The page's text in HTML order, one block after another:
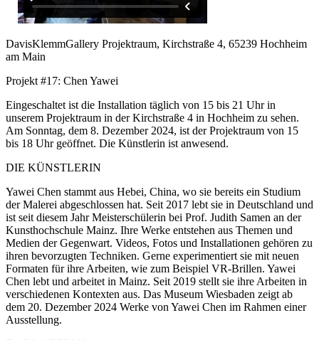
DavisKlemmGallery Projektraum, Kirchstraße 4, 65239 Hochheim
am Main
Projekt #17: Chen Yawei
Eingeschaltet ist die Installation täglich von 15 bis 21 Uhr in
unserem Projektraum in der Kirchstraße 4 in Hochheim zu sehen.
Am Sonntag, dem 8. Dezember 2024, ist der Projektraum von 15
bis 18 Uhr geöffnet. Die Künstlerin ist anwesend.
DIE KÜNSTLERIN
Yawei Chen stammt aus Hebei, China, wo sie bereits ein Studium
der Malerei abgeschlossen hat. Seit 2017 lebt sie in Deutschland und
ist seit diesem Jahr Meisterschülerin bei Prof. Judith Samen an der
Kunsthochschule Mainz. Ihre Werke entstehen aus Themen und
Medien der Gegenwart. Videos, Fotos und Installationen gehören zu
ihren bevorzugten Techniken. Gerne experimentiert sie mit neuen
Formaten für ihre Arbeiten, wie zum Beispiel VR-Brillen. Yawei
Chen lebt und arbeitet in Mainz. Seit 2019 stellt sie ihre Arbeiten in
verschiedenen Kontexten aus. Das Museum Wiesbaden zeigt ab
dem 20. Dezember 2024 Werke von Yawei Chen im Rahmen einer
Ausstellung.